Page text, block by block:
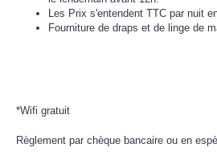
Les Prix s'entendent TTC par nuit
Fourniture de draps et de linge de
*Wifi gratuit
Règlement par chèque bancaire ou en